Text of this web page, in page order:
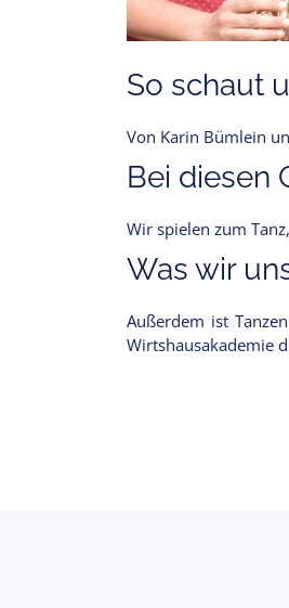
So schaut
Von Karin Bümlein
Bei diesen
Wir spielen zum
Was wir
Außerdem ist
Wirtshausakademie